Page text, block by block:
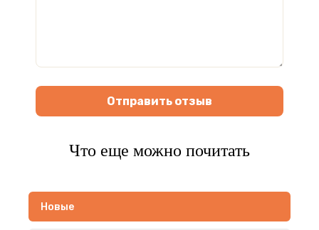
Отправить отзыв
Что еще можно почитать
Новые